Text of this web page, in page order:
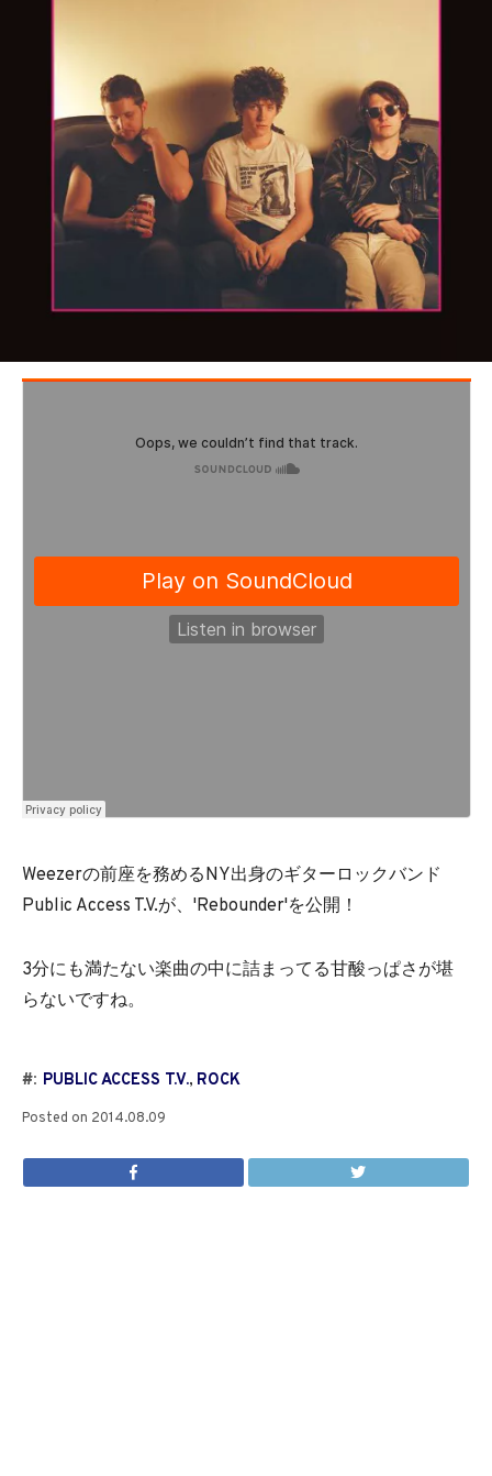
Weezerの前座を務めるNY出身のギターロックバンド
Public Access T.V.が、'Rebounder'を公開！
3分にも満たない楽曲の中に詰まってる甘酸っぱさが堪
らないですね。
#: PUBLIC ACCESS T.V., ROCK
Posted on 2014.08.09